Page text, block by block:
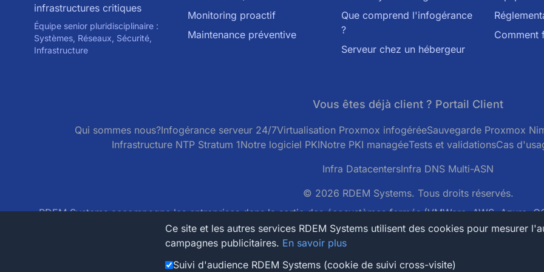
infrastructures critiques
Équipe senior pluridisciplinaire :
Systèmes, Réseaux, Sécurité,
Infrastructure
Monitoring proactif
Maintenance préventive
Que comprend l'infogérance
?
Serveur chez un hébergeur
Comment
Vous êtes déjà client ? Portail Client
Qui sommes nous?Infogérance serveur 24/7Virtualisation Proxmox infogéréeSauvegarde Proxmox
Infrastructure NTP Stratum 1Notre logiciel PKINotre PKI managéeTests et validationsCas
Infra DatacentersInfra DNS Multi-ASN
© 2026 RDEM Systems. Tous droits réservés.
RDEM Systems accompagne les entreprises dans la sortie des écosystèmes fermés (VMWare, AWS, Azure,
en France, opérées sur notre propre infrastructure réseau BGP(AS206014), synchronisée par nos
SIREN: 820 338 671 - RDEM Systems SAS - 5 B RUE DES NOYERS, 95300
RDEM Systems SAS - tel: 01 77 62 42 42 - contact@rdem-
Ce site et les autres services RDEM Systems utilisent des cookies pour mesurer
campagnes publicitaires. En savoir plus
Suivi d'audience RDEM Systems (cookie de suivi cross-visite)